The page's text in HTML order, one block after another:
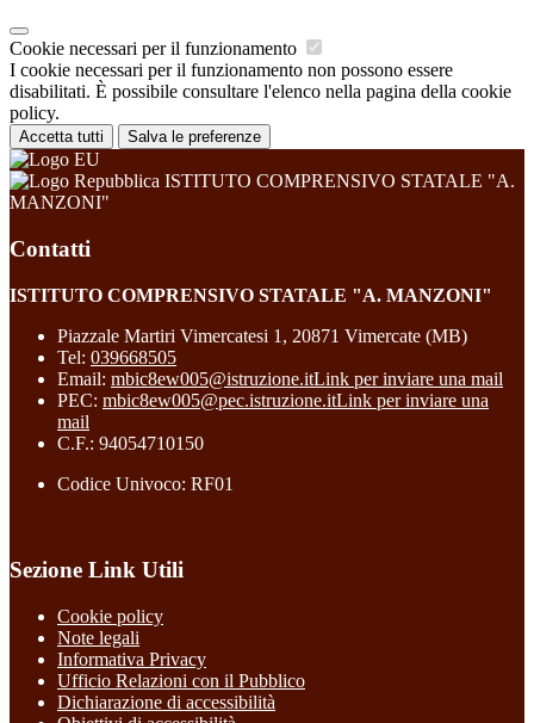
Cookie necessari per il funzionamento
I cookie necessari per il funzionamento non possono essere
disabilitati. È possibile consultare l'elenco nella pagina della cookie
policy.
Accetta tutti Salva le preferenze
ISTITUTO COMPRENSIVO STATALE "A.
MANZONI"
Contatti
ISTITUTO COMPRENSIVO STATALE "A. MANZONI"
Piazzale Martiri Vimercatesi 1, 20871 Vimercate (MB)
Tel: 039668505
Email: mbic8ew005@istruzione.itLink per inviare una mail
PEC: mbic8ew005@pec.istruzione.itLink per inviare una
mail
C.F.: 94054710150
Codice Univoco: RF01
Sezione Link Utili
Cookie policy
Note legali
Informativa Privacy
Ufficio Relazioni con il Pubblico
Dichiarazione di accessibilità